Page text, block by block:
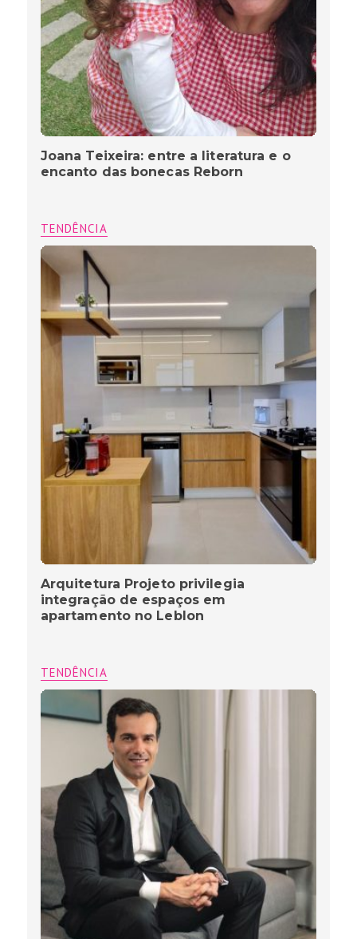
Joana Teixeira: entre a literatura e o
encanto das bonecas Reborn
TENDÊNCIA
Arquitetura Projeto privilegia
integração de espaços em
apartamento no Leblon
TENDÊNCIA